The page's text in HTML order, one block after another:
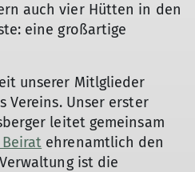
auch vier Hütten in den
eine großartige
unserer Mitlglieder
Vereins. Unser erster
leitet gemeinsam
ehrenamtlich den
ist die